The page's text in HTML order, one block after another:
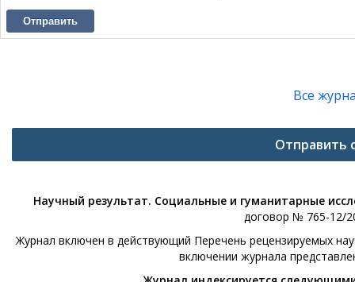
Отправить
Все
Отправить
Научный результат. Социальные и гуманитарные
договор № 765-12/
Журнал включен в действующий Перечень рецензируемых
включении журнала